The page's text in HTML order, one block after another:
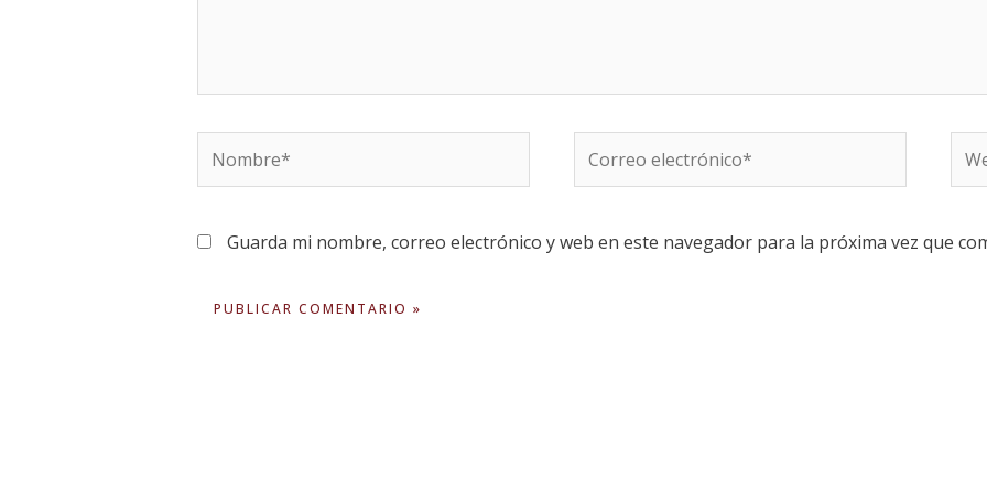
electrónico*
Guarda mi nombre, correo electrónico y web en este navegador para la próxima vez que